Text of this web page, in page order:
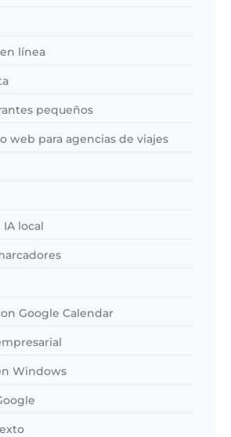
línea
pequeños
web para agencias de viajes
local
Google Calendar
Windows